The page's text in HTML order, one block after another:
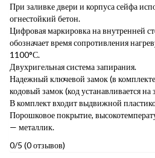
При заливке двери и корпуса сейфа
огнестойкий бетон.
Цифровая маркировка на внутренней
обозначает время сопротивления
1100°С.
Двухригельная система запирания.
Надежный ключевой замок (в
кодовый замок (код устанавливается на
В комплект входит выдвижной
Порошковое покрытие,
— металлик.
0/5 (0 отзывов)